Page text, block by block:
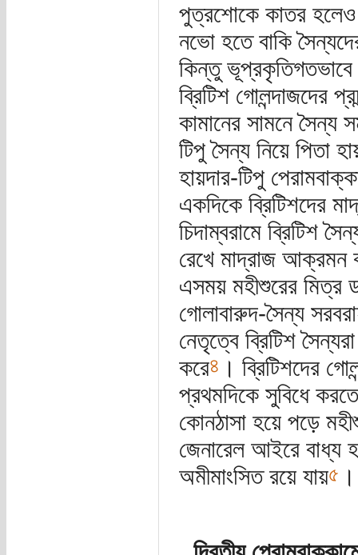
পুত্রশোকে কাতর হলেও
নভো হতে বাকি
কিন্তু ভূপ্রকৃতিগতভাবে
ব্রিটিশ গোলন্দাজদের
কামানের সামনে সৈন্য
টিপু সৈন্য নিয়ে পিতা
হায়দার-টিপু
একদিকে ব্রিটিশদের
চিদাম্বরামে ব্রিটিশ
রেখে মাদ্রাজ আক্রমন
এসময় মহীশুরের মিত্র
গোলাবারুদ-সৈন্য
নেতৃত্বে ব্রিটিশ
করে৪ । ব্রিটিশদের
প্রথমদিকে সুবিধে
কোনঠাসা হয়ে পড়ে
জেনারেল আইরে বাধ্য
অমীমাংসিত রয়ে যায়৫ ।